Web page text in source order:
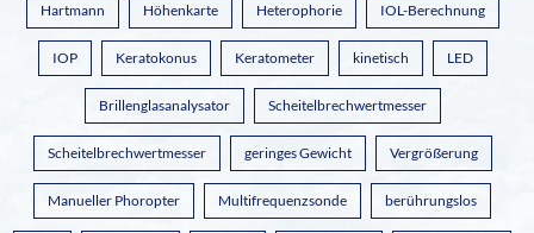
Hartmann Höhenkarte Heterophorie IOL-Berechnung
IOP Keratokonus Keratometer kinetisch LED
Brillenglasanalysator Scheitelbrechwertmesser
Scheitelbrechwertmesser geringes Gewicht Vergrößerung
Manueller Phoropter Multifrequenzsonde berührungslos